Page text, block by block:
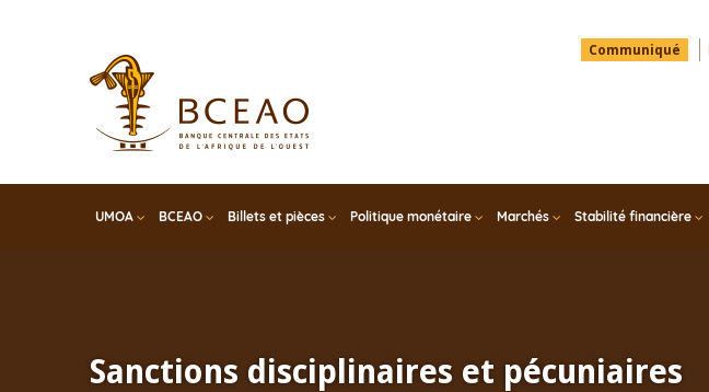
Menu
Top
Communiqué
UMOA BCEAO Billets et pièces Politique monétaire Marchés Stabilité financière
Sanctions disciplinaires et pécuniaires